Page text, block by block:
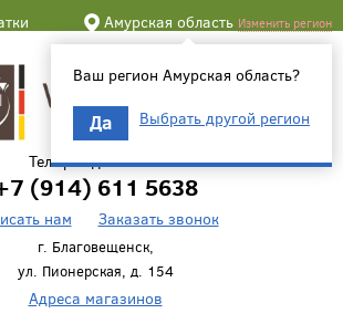
Амурская область Изменить регион
Ваш регион Амурская область?
Да Выбрать другой регион
Телефон для связи
(914) 611 5638
нам Заказать звонок
г. Благовещенск,
ул. Пионерская, д. 154
Адреса магазинов